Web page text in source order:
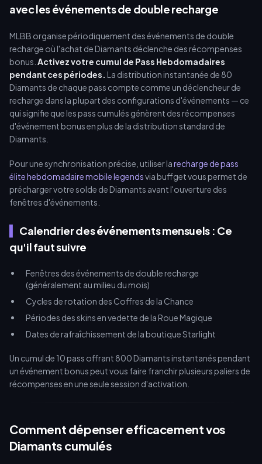
avec les événements de double recharge
MLBB organise périodiquement des événements de double
recharge où l'achat de Diamants déclenche des récompenses
bonus. Activez votre cumul de Pass Hebdomadaires
pendant ces périodes. La distribution instantanée de 80
Diamants de chaque pass compte comme un déclencheur de
recharge dans la plupart des configurations d'événements — ce
qui signifie que les pass cumulés génèrent des récompenses
d'événement bonus en plus de la distribution standard de
Diamants.
Pour une synchronisation précise, utiliser larecharge de pass
élite hebdomadaire mobile legendsvia buffget vous permet de
précharger votre solde de Diamants avant l'ouverture des
fenêtres d'événements.
Calendrier des événements mensuels : Ce
qu'il faut suivre
Fenêtres des événements de double recharge
(généralement au milieu du mois)
Cycles de rotation des Coffres de la Chance
Périodes des skins en vedette de la Roue Magique
Dates de rafraîchissement de la boutique Starlight
Un cumul de 10 pass offrant 800 Diamants instantanés pendant
un événement bonus peut vous faire franchir plusieurs paliers de
récompenses en une seule session d'activation.
Comment dépenser efficacement vos
Diamants cumulés